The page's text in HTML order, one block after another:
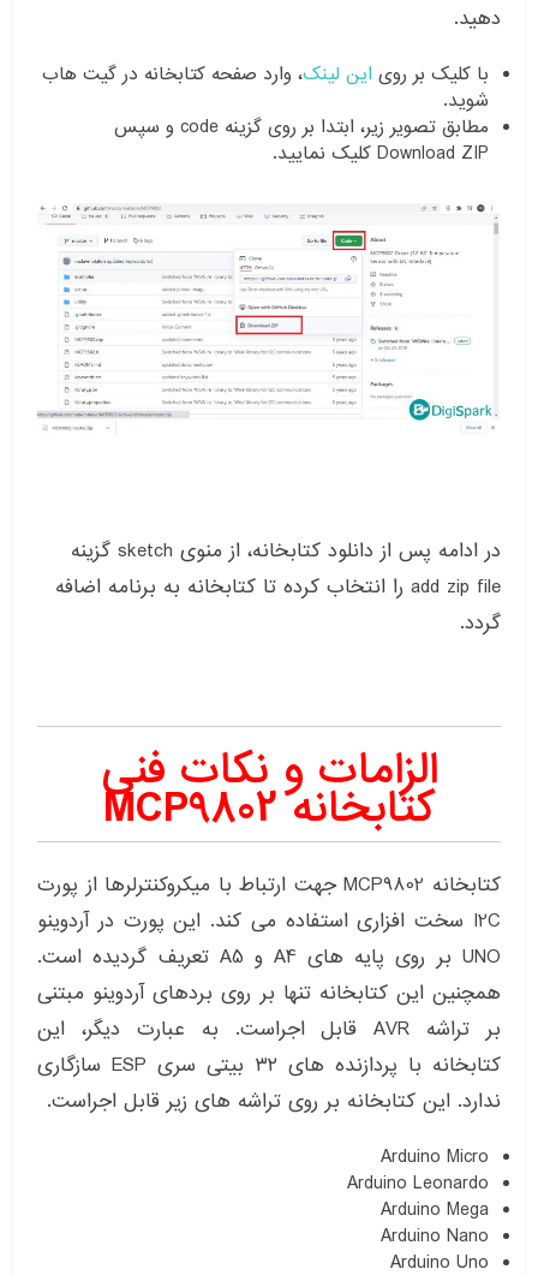
دهید.
با کلیک بر روی این لینک، وارد صفحه کتابخانه در گیت هاب
شوید.
مطابق تصویر زیر، ابتدا بر روی گزینه code و سپس
Download ZIP کلیک نمایید.
در ادامه پس از دانلود کتابخانه، از منوی sketch گزینه
add zip file را انتخاب کرده تا کتابخانه به برنامه اضافه
گردد.
الزامات و نکات فنی
کتابخانه MCP9802
کتابخانه MCP9802 جهت ارتباط با میکروکنترلرها از پورت
I2C سخت افزاری استفاده می کند. این پورت در آردوینو
UNO بر روی پایه های A4 و A5 تعریف گردیده است.
همچنین این کتابخانه تنها بر روی بردهای آردوینو مبتنی
بر تراشه AVR قابل اجراست. به عبارت دیگر، این
کتابخانه با پردازنده های ۳۲ بیتی سری ESP سازگاری
ندارد. این کتابخانه بر روی تراشه های زیر قابل اجراست.
Arduino Micro
Arduino Leonardo
Arduino Mega
Arduino Nano
Arduino Uno